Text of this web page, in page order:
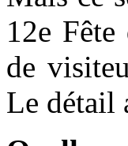
12e
de
Le détail